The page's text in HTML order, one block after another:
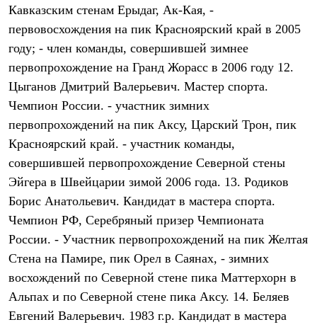
Брелки
Ремни
Шевроны
Опушки
Термоковрики
Уход за одеждой
В Арктику
Коллекции
PEAK
ЗА ПОЛЯРНЫМ КРУГОМ
TREK
BASK kids
CITY
BASK juno
ИДЁМ В ПОХОД
Дневник капитана
Каталог дилеров
Компания
Баск сегодня
История
Отцы основатели
Производство
Баск в вашем городе
Контроль качества
Кавказским стенам Ерыдаг, Ак-Кая, -
первовосхождения на пик Красноярский край в 2005
году; - член команды, совершившей зимнее
первопрохождение на Гранд Жорасс в 2006 году 12.
Цыганов Дмитрий Валерьевич. Мастер спорта.
Чемпион России. - участник зимних
первопрохождений на пик Аксу, Царский Трон, пик
Красноярский край. - участник команды,
совершившей первопрохождение Северной стены
Эйгера в Швейцарии зимой 2006 года. 13. Родиков
Борис Анатольевич. Кандидат в мастера спорта.
Чемпион РФ, Серебряный призер Чемпионата
России. - Участник первопрохождений на пик Желтая
Стена на Памире, пик Орел в Саянах, - зимних
восхождений по Северной стене пика Маттерхорн в
Альпах и по Северной стене пика Аксу. 14. Беляев
Евгений Валерьевич. 1983 г.р. Кандидат в мастера